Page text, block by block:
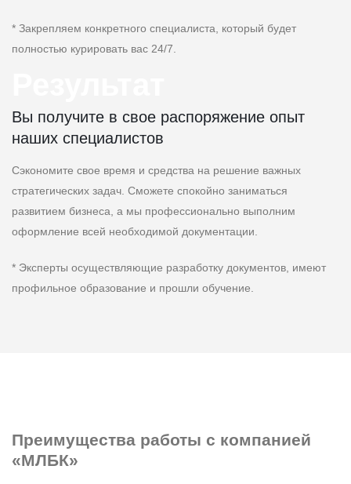
* Закрепляем конкретного специалиста, который будет
полностью курировать вас 24/7.
Вы получите в свое распоряжение опыт
наших специалистов
Сэкономите свое время и средства на решение важных
стратегических задач. Сможете спокойно заниматься
развитием бизнеса, а мы профессионально выполним
оформление всей необходимой документации.
* Эксперты осуществляющие разработку документов, имеют
профильное образование и прошли обучение.
Преимущества работы с компанией
«МЛБК»